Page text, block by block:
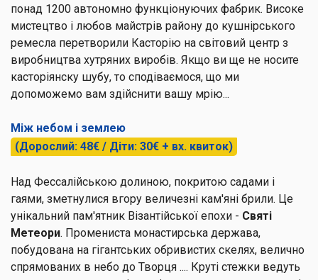
понад 1200 автономно функціонуючих фабрик. Високе
мистецтво і любов майстрів району до кушнірського
ремесла перетворили Касторію на світовий центр з
виробництва хутряних виробів. Якщо ви ще не носите
касторіянску шубу, то сподіваємося, що ми
допоможемо вам здійснити вашу мрію...
Між небом і землею
(Дорослий: 48€ / Діти: 30€ + вх. квиток)
Над Фессалійською долиною, покритою садами і
гаями, зметнулися вгору величезні кам'яні брили. Це
унікальний пам'ятник Візантійської епохи - Святі
Метеори. Промениста монастирська держава,
побудована на гігантських обривистих скелях, велично
спрямованих в небо до Творця .... Круті стежки ведуть